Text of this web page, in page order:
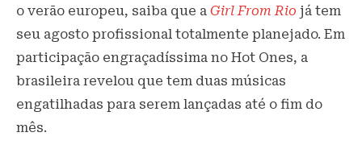
o verão europeu, saiba que a Girl From Rio já tem
seu agosto profissional totalmente planejado. Em
participação engraçadíssima no Hot Ones, a
brasileira revelou que tem duas músicas
engatilhadas para serem lançadas até o fim do
mês.